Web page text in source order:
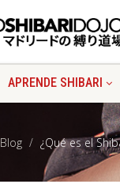
APRENDE SHIBARI
Blog ¿Qué es el